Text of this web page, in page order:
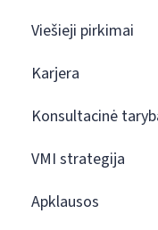
Viešieji pirkimai
Karjera
Konsultacinė
VMI strategija
Apklausos